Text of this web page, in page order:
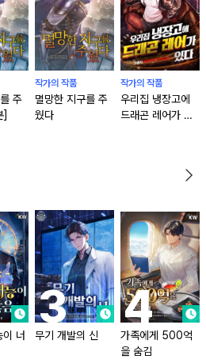
주
]
작가의 작품
멸망한 지구를 주
웠다
작가의 작품
우리집 냉장고에
드래곤 레어가 있
이 너
무기 개발의 신
가족에게 500억
을 숨김